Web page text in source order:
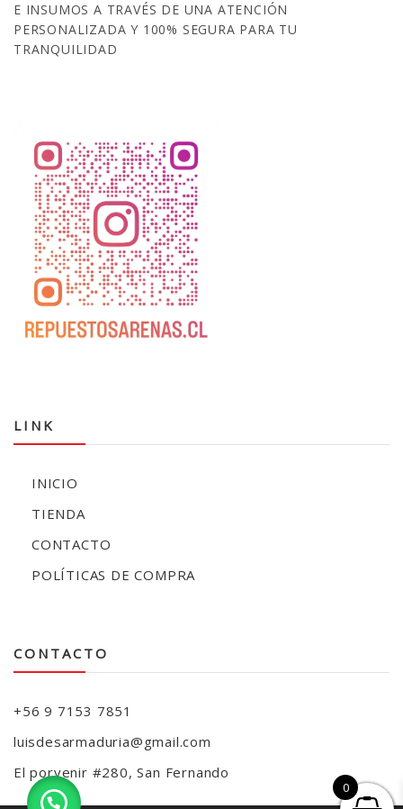
E INSUMOS A TRAVÉS DE UNA ATENCIÓN
PERSONALIZADA Y 100% SEGURA PARA TU
TRANQUILIDAD
LINK
INICIO
TIENDA
CONTACTO
POLÍTICAS DE COMPRA
CONTACTO
+56 9 7153 7851
luisdesarmaduria@gmail.com
El porvenir #280, San Fernando
0